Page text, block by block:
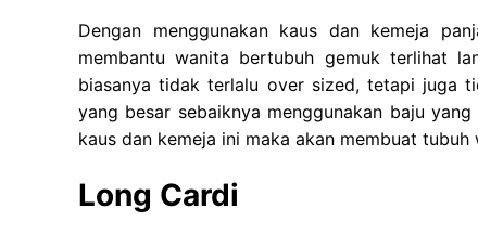
Dengan menggunakan kaus dan kemeja
membantu wanita bertubuh gemuk terlihat
biasanya tidak terlalu over sized, tetapi juga
yang besar sebaiknya menggunakan baju
kaus dan kemeja ini maka akan membuat
Long Cardi